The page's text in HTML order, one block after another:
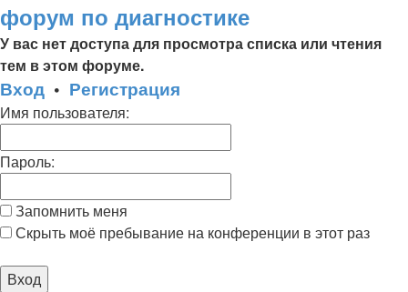
форум по диагностике
У вас нет доступа для просмотра списка или чтения
тем в этом форуме.
Вход • Регистрация
Имя пользователя:
Пароль:
Запомнить меня
Скрыть моё пребывание на конференции в этот раз